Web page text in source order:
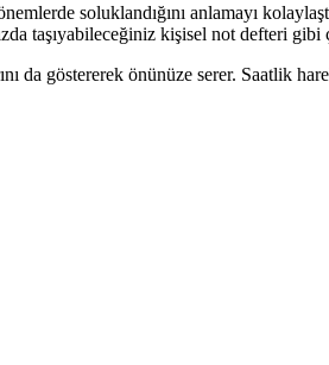
soluklandığını anlamayı
taşıyabileceğiniz kişisel not defteri gibi
da göstererek önünüze serer. Saatlik